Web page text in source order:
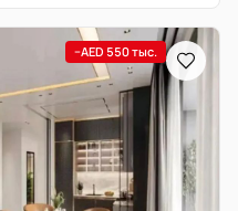
−AED 550 тыс.